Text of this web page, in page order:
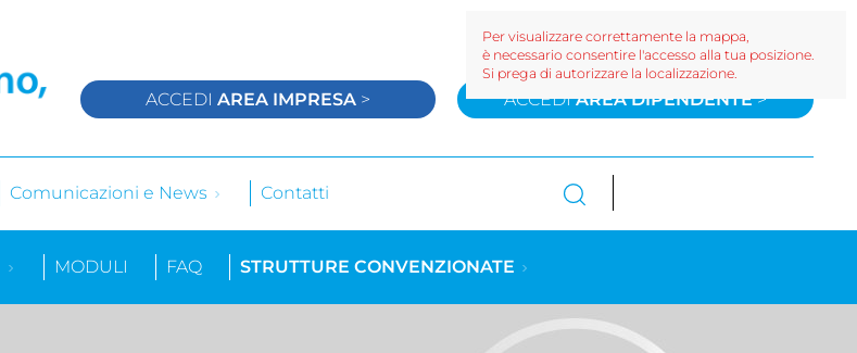
ACCEDIAREA IMPRESA > ACCEDIAREA DIPENDENTE>
Comunicazioni e News Contatti
MODULI FAQ STRUTTURE CONVENZIONATE
Per visualizzare correttamente la mappa,
è necessario consentire l'accesso alla tua posizione.
Si prega di autorizzare la localizzazione.